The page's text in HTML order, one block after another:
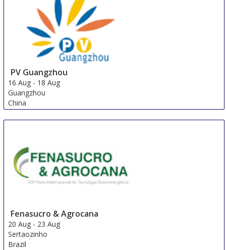
PV Guangzhou
16 Aug - 18 Aug
Guangzhou
China
Fenasucro & Agrocana
20 Aug - 23 Aug
Sertaozinho
Brazil